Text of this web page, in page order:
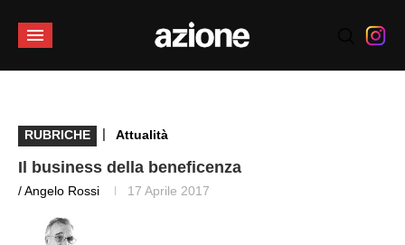
RUBRICHE | Attualità
Il business della beneficenza
/ Angelo Rossi 17 Aprile 2017